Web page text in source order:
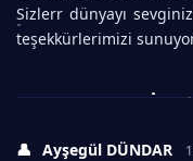
Sizlerr dünyayı
teşekkürlerimizi
👤 Ayşegül DÜNDAR